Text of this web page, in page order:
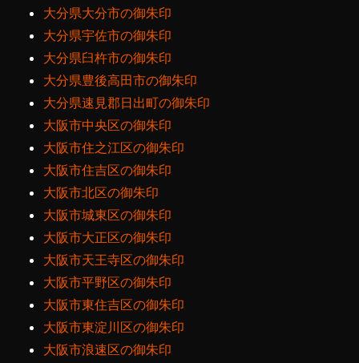
大分県大分市の御朱印
大分県宇佐市の御朱印
大分県臼杵市の御朱印
大分県豊後高田市の御朱印
大分県速見郡日出町の御朱印
大阪市中央区の御朱印
大阪市住之江区の御朱印
大阪市住吉区の御朱印
大阪市北区の御朱印
大阪市城東区の御朱印
大阪市大正区の御朱印
大阪市天王寺区の御朱印
大阪市平野区の御朱印
大阪市東住吉区の御朱印
大阪市東淀川区の御朱印
大阪市浪速区の御朱印